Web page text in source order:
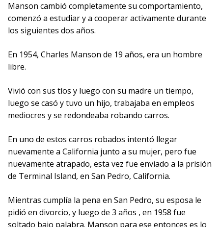
Manson cambió completamente su comportamiento,
comenzó a estudiar y a cooperar activamente durante
los siguientes dos años.
En 1954, Charles Manson de 19 años, era un hombre
libre.
Vivió con sus tíos y luego con su madre un tiempo,
luego se casó y tuvo un hijo, trabajaba en empleos
mediocres y se redondeaba robando carros.
En uno de estos carros robados intentó llegar
nuevamente a California junto a su mujer, pero fue
nuevamente atrapado, esta vez fue enviado a la prisión
de Terminal Island, en San Pedro, California.
Mientras cumplía la pena en San Pedro, su esposa le
pidió en divorcio, y luego de 3 años , en 1958 fue
soltado bajo palabra. Manson para ese entonces es lo